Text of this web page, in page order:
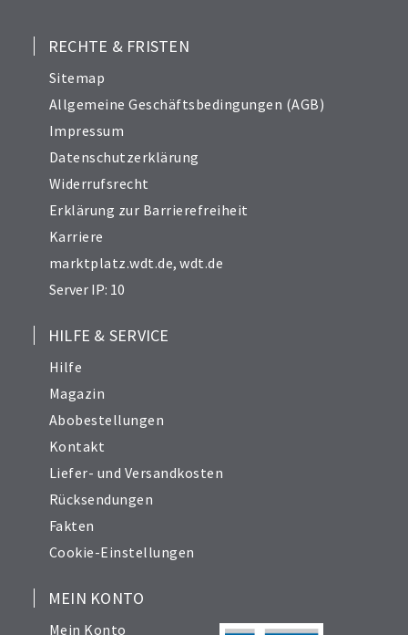
RECHTE & FRISTEN
Sitemap
Allgemeine Geschäftsbedingungen (AGB)
Impressum
Datenschutzerklärung
Widerrufsrecht
Erklärung zur Barrierefreiheit
Karriere
marktplatz.wdt.de,wdt.de
Server IP: 10
HILFE & SERVICE
Hilfe
Magazin
Abobestellungen
Kontakt
Liefer- und Versandkosten
Rücksendungen
Fakten
Cookie-Einstellungen
MEIN KONTO
Mein Konto